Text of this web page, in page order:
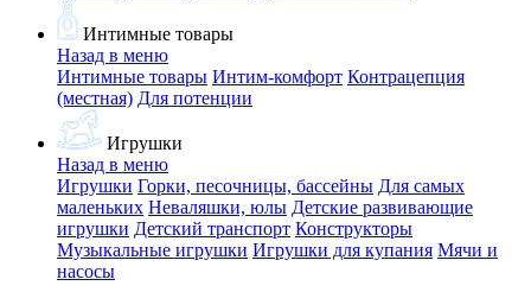
Интимные товары
Назад в меню
Интимные товары Интим-комфорт Контрацепция
(местная) Для потенции
Игрушки
Назад в меню
Игрушки Горки, песочницы, бассейны Для самых
маленьких Неваляшки, юлы Детские развивающие
игрушки Детский транспорт Конструкторы
Музыкальные игрушки Игрушки для купания Мячи и
насосы